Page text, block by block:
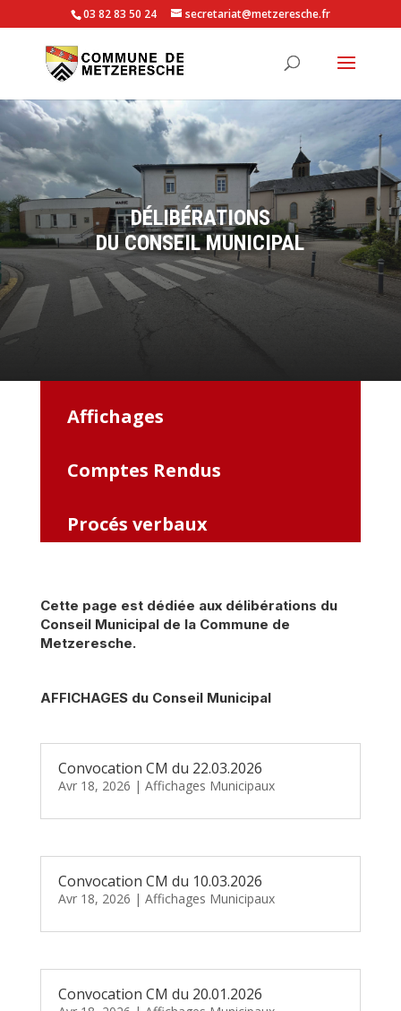
03 82 83 50 24 secretariat@metzeresche.fr
DÉLIBÉRATIONS
DU CONSEIL MUNICIPAL
Affichages
Comptes Rendus
Procés verbaux
Cette page est dédiée aux délibérations du
Conseil Municipal de la Commune de
Metzeresche.
AFFICHAGES du Conseil Municipal
Convocation CM du 22.03.2026
Avr 18, 2026 | Affichages Municipaux
Convocation CM du 10.03.2026
Avr 18, 2026 | Affichages Municipaux
Convocation CM du 20.01.2026